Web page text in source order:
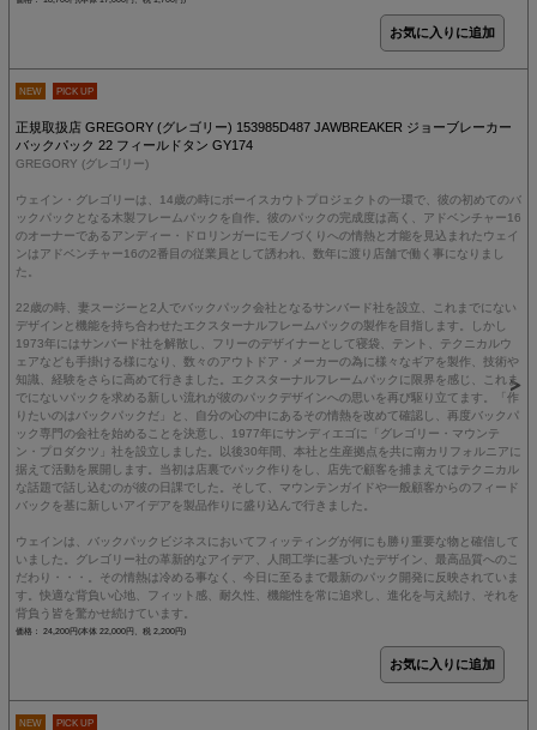
NEW PICK UP
正規取扱店 GREGORY (グレゴリー) 153985D487 JAWBREAKER ジョーブレーカー
バックパック 22 フィールドタン GY174
GREGORY (グレゴリー)
ウェイン・グレゴリーは、14歳の時にボーイスカウトプロジェクトの一環で、彼の初めてのバ
ックパックとなる木製フレームパックを自作。彼のパックの完成度は高く、アドベンチャー16
のオーナーであるアンディー・ドロリンガーにモノづくりへの情熱と才能を見込まれたウェイ
ンはアドベンチャー16の2番目の従業員として誘われ、数年に渡り店舗で働く事になりまし
た。
22歳の時、妻スージーと2人でバックパック会社となるサンバード社を設立、これまでにない
デザインと機能を持ち合わせたエクスターナルフレームパックの製作を目指します。しかし
1973年にはサンバード社を解散し、フリーのデザイナーとして寝袋、テント、テクニカルウ
ェアなども手掛ける様になり、数々のアウトドア・メーカーの為に様々なギアを製作、技術や
知識、経験をさらに高めて行きました。エクスターナルフレームパックに限界を感じ、これま
でにないパックを求める新しい流れが彼のパックデザインへの思いを再び駆り立てます。「作
りたいのはバックパックだ」と、自分の心の中にあるその情熱を改めて確認し、再度バックパ
ック専門の会社を始めることを決意し、1977年にサンディエゴに「グレゴリー・マウンテ
ン・プロダクツ」社を設立しました。以後30年間、本社と生産拠点を共に南カリフォルニアに
据えて活動を展開します。当初は店裏でパック作りをし、店先で顧客を捕まえてはテクニカル
な話題で話し込むのが彼の日課でした。そして、マウンテンガイドや一般顧客からのフィード
バックを基に新しいアイデアを製品作りに盛り込んで行きました。
ウェインは、バックパックビジネスにおいてフィッティングが何にも勝り重要な物と確信して
いました。グレゴリー社の革新的なアイデア、人間工学に基づいたデザイン、最高品質へのこ
だわり・・・。その情熱は冷める事なく、今日に至るまで最新のパック開発に反映されていま
す。快適な背負い心地、フィット感、耐久性、機能性を常に追求し、進化を与え続け、それを
背負う皆を驚かせ続けています。
価格： 24,200円(本体 22,000円、税 2,200円)
NEW PICK UP